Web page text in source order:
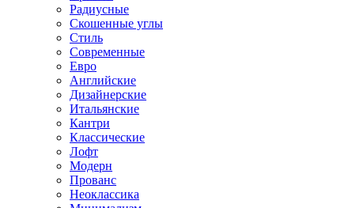
Радиусные
Скошенные углы
Стиль
Современные
Евро
Английские
Дизайнерские
Итальянские
Кантри
Классические
Лофт
Модерн
Прованс
Неоклассика